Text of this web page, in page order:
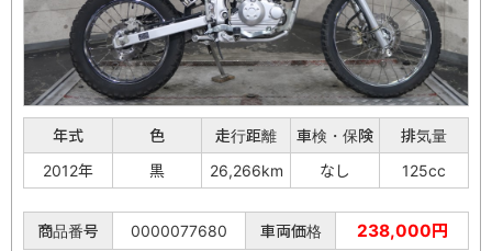
年式 色 走行距離 車検・保険
排気量
2012年
黒 26,266km なし 125cc
商品番号 0000077680 車両価格 238,000円